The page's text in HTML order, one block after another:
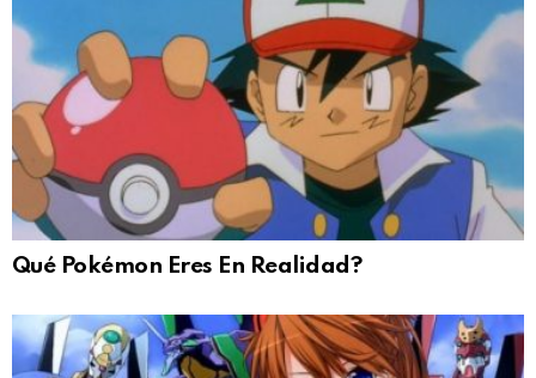
Qué Pokémon Eres En Realidad?